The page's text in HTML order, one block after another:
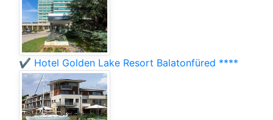
✔️ Hotel Golden Lake Resort Balatonfüred ****